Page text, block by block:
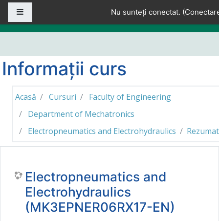
Sari la conţinutul principal
Nu sunteți conectat. (
Informații curs
Acasă Cursuri
Faculty of Engineering
Department of Mechatronics
Electropneumatics and Electrohydraulics
Rezumat
Electropneumatics and
Electrohydraulics
(MK3EPNER06RX17-EN)